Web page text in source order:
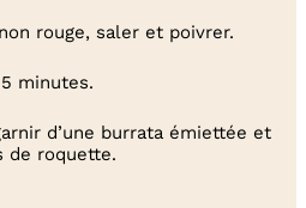
rouge, saler et poivrer.
minutes.
d’une burrata émiettée et
de roquette.